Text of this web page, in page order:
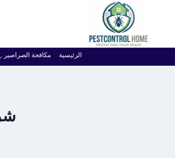
المحتوى
الرئيسية مكافحة الصراصير